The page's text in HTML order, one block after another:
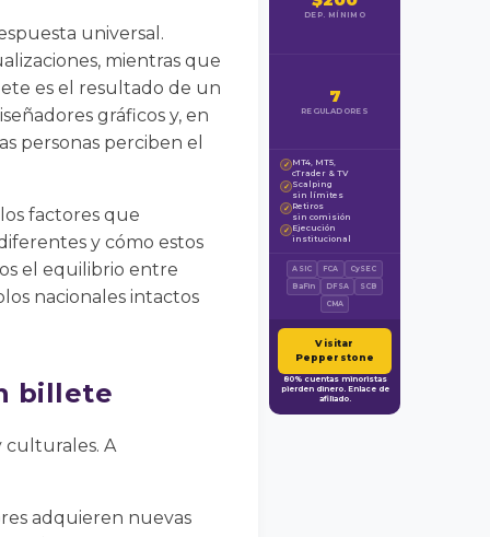
universal.
mientras que
es el resultado de un
gráficos y, en
personas perciben el
factores que
y cómo estos
el equilibrio entre
nacionales intactos
billete
culturales. A
adquieren nuevas
DEP. MÍNIMO
7
REGULADORES
✓ MT4, MT5,
cTrader & TV
✓ Scalping
sin límites
✓ Retiros
sin comisión
✓ Ejecución
institucional
ASIC FCA
CySEC
BaFin
DFSA
SCB
CMA
Visitar
Pepperstone
80% cuentas minoristas
pierden dinero. Enlace de
afiliado.